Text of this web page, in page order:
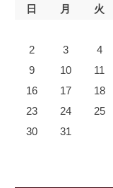
日
月 火
2
3 4
9
10 11
16
17 18
23
24 25
30
31